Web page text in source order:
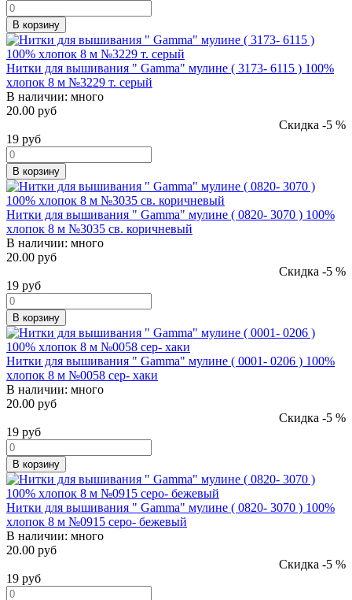
В корзину
Нитки для вышивания " Gamma" мулине ( 3173- 6115 ) 100%
хлопок 8 м №3229 т. серый
В наличии: много
20.00 руб
Скидка -5 %
19 руб
В корзину
Нитки для вышивания " Gamma" мулине ( 0820- 3070 ) 100%
хлопок 8 м №3035 св. коричневый
В наличии: много
20.00 руб
Скидка -5 %
19 руб
В корзину
Нитки для вышивания " Gamma" мулине ( 0001- 0206 ) 100%
хлопок 8 м №0058 сер- хаки
В наличии: много
20.00 руб
Скидка -5 %
19 руб
В корзину
Нитки для вышивания " Gamma" мулине ( 0820- 3070 ) 100%
хлопок 8 м №0915 серо- бежевый
В наличии: много
20.00 руб
Скидка -5 %
19 руб